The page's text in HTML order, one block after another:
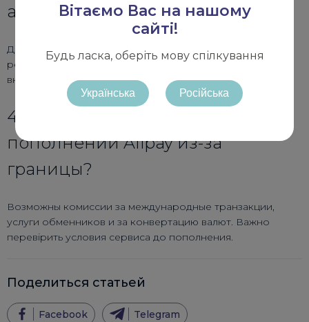
Вітаємо Вас на нашому
сайті!
Будь ласка, оберіть мову спілкування
Українська Російська
аккаунта для пополнения?
Да — для увеличения лимитов и снятия ограничений
рекомендуется пройти верификацию личности (KYC)
внутри Alipay.
4.Какие есть комиссии при
пополнении Alipay из-за
границы?
Возможны комиссии за международные транзакции,
услуги обменников и за конвертацию валют. Важно
перевірить условия сервиса до пополнения.
Поделиться статьей
Facebook Telegram